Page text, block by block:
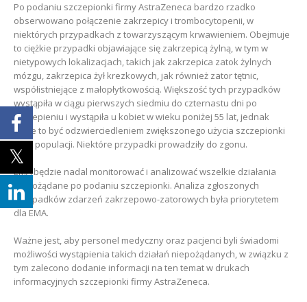
Po podaniu szczepionki firmy AstraZeneca bardzo rzadko
obserwowano połączenie zakrzepicy i trombocytopenii, w
niektórych przypadkach z towarzyszącym krwawieniem. Obejmuje
to ciężkie przypadki objawiające się zakrzepicą żylną, w tym w
nietypowych lokalizacjach, takich jak zakrzepica zatok żylnych
mózgu, zakrzepica żył krezkowych, jak również zator tętnic,
współistniejące z małopłytkowością. Większość tych przypadków
wystąpiła w ciągu pierwszych siedmiu do czternastu dni po
szczepieniu i wystąpiła u kobiet w wieku poniżej 55 lat, jednak
może to być odzwierciedleniem zwiększonego użycia szczepionki
w tej populacji. Niektóre przypadki prowadziły do zgonu.
EMA będzie nadal monitorować i analizować wszelkie działania
niepożądane po podaniu szczepionki. Analiza zgłoszonych
przypadków zdarzeń zakrzepowo-zatorowych była priorytetem
dla EMA.
Ważne jest, aby personel medyczny oraz pacjenci byli świadomi
możliwości wystąpienia takich działań niepożądanych, w związku z
tym zalecono dodanie informacji na ten temat w drukach
informacyjnych szczepionki firmy AstraZeneca.